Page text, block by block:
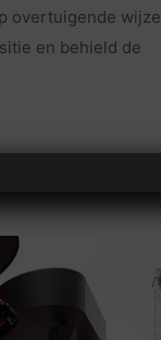
overtuigende wijze
en behield de